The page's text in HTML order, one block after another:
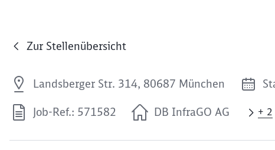
Zur Stellenübersicht
Landsberger Str. 314, 80687 München
Job-Ref.: 571582 DB InfraGO AG + 2